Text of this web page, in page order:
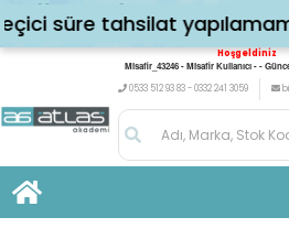
süre tahsilat
Hoşgeldiniz
Misafir_43246 - Misafir Kullanıcı - -
0533 512 93 83 - 0332 241 3059